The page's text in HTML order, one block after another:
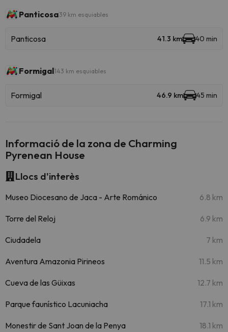
Panticosa39 km esquiables
Panticosa 41.3 km 40 min
Formigal143 km esquiables
Formigal 46.9 km 45 min
Informació de la zona de Charming
Pyrenean House
Llocs d'interès
Museo Diocesano de Jaca - Arte Románico 6.8 km
Torre del Reloj 6.9 km
Ciudadela 7 km
Aventura Amazonia Pirineos 11.5 km
Cueva de las Güixas 12.7 km
Parque faunístico Lacuniacha 17.1 km
Monestir de Sant Joan de la Penya 18.1 km